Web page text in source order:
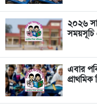
২০২৬
সময়সূচি
এবার
প্রাথমিক